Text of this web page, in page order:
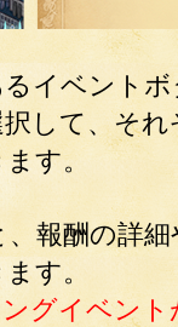
イベント
して、そ
す。
報酬の詳
す。
グイベン